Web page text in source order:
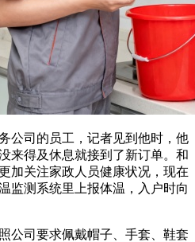
公司的员工，记者见到他时，他
来得及休息就接到了新订单。和
加关注家政人员健康状况，现在
监测系统里上报体温，入户时向
公司要求佩戴帽子、手套、鞋套